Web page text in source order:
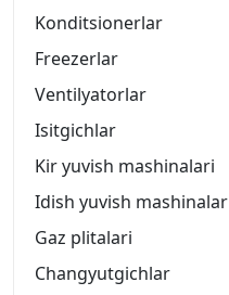
Konditsionerlar
Freezerlar
Ventilyatorlar
Isitgichlar
Kir yuvish mashinalari
Idish yuvish mashinalar
Gaz plitalari
Changyutgichlar